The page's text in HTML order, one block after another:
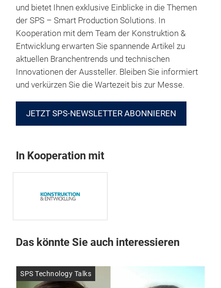
und bietet Ihnen exklusive Einblicke in die Themen
der SPS – Smart Production Solutions. In
Kooperation mit dem Team der Konstruktion &
Entwicklung erwarten Sie spannende Artikel zu
aktuellen Branchentrends und technischen
Innovationen der Aussteller. Bleiben Sie informiert
und verkürzen Sie die Wartezeit bis zur Messe.
JETZT SPS-NEWSLETTER ABONNIEREN
In Kooperation mit
Das könnte Sie auch interessieren
SPS Technology Talks